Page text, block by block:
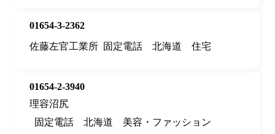
01654-3-2362
佐藤左官工業所 固定電話 北海道 住宅
01654-2-3940
理容沼尻
固定電話
北海道 美容・ファッション